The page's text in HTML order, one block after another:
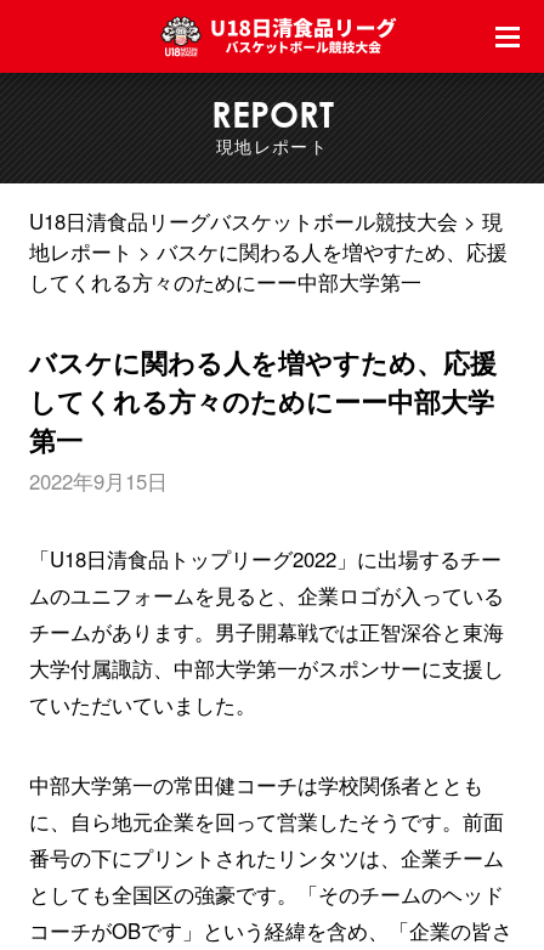
REPORT
現地レポート
U18日清食品リーグバスケットボール競技大会
現
地レポート
バスケに関わる人を増やすため、応援
してくれる方々のためにーー中部大学第一
バスケに関わる人を増やすため、応援
してくれる方々のためにーー中部大学
第一
2022年9月15日
「U18日清食品トップリーグ2022」に出場するチー
ムのユニフォームを見ると、企業ロゴが入っている
チームがあります。男子開幕戦では正智深谷と東海
大学付属諏訪、中部大学第一がスポンサーに支援し
ていただいていました。
中部大学第一の常田健コーチは学校関係者ととも
に、自ら地元企業を回って営業したそうです。前面
番号の下にプリントされたリンタツは、企業チーム
としても全国区の強豪です。「そのチームのヘッド
コーチがOBです」という経緯を含め、「企業の皆さ